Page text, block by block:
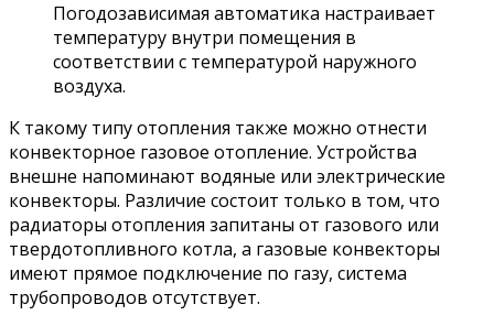
Погодозависимая автоматика настраивает
температуру внутри помещения в
соответствии с температурой наружного
воздуха.
К такому типу отопления также можно отнести
конвекторное газовое отопление. Устройства
внешне напоминают водяные или электрические
конвекторы. Различие состоит только в том, что
радиаторы отопления запитаны от газового или
твердотопливного котла, а газовые конвекторы
имеют прямое подключение по газу, система
трубопроводов отсутствует.